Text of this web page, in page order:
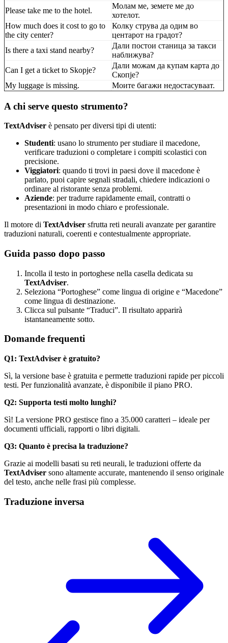
Please take me to the hotel.
Молам ме, земете ме до
хотелот.
How much does it cost to go to
the city center?
Колку струва да одим во
центарот на градот?
Is there a taxi stand nearby?
Дали постои станица за такси
наближува?
Can I get a ticket to Skopje?
Дали можам да купам карта до
Скопје?
My luggage is missing.
Моите багажи недостасуваат.
A chi serve questo strumento?
TextAdviser è pensato per diversi tipi di utenti:
Studenti: usano lo strumento per studiare il macedone,
verificare traduzioni o completare i compiti scolastici con
precisione.
Viggiatori: quando ti trovi in paesi dove il macedone è
parlato, puoi capire segnali stradali, chiedere indicazioni o
ordinare al ristorante senza problemi.
Aziende: per tradurre rapidamente email, contratti o
presentazioni in modo chiaro e professionale.
Il motore di TextAdviser sfrutta reti neurali avanzate per garantire
traduzioni naturali, coerenti e contestualmente appropriate.
Guida passo dopo passo
Incolla il testo in portoghese nella casella dedicata su
TextAdviser.
Seleziona “Portoghese” come lingua di origine e “Macedone”
come lingua di destinazione.
Clicca sul pulsante “Traduci”. Il risultato apparirà
istantaneamente sotto.
Domande frequenti
Q1: TextAdviser è gratuito?
Sì, la versione base è gratuita e permette traduzioni rapide per piccoli
testi. Per funzionalità avanzate, è disponibile il piano PRO.
Q2: Supporta testi molto lunghi?
Sì! La versione PRO gestisce fino a 35.000 caratteri – ideale per
documenti ufficiali, rapporti o libri digitali.
Q3: Quanto è precisa la traduzione?
Grazie ai modelli basati su reti neurali, le traduzioni offerte da
TextAdviser sono altamente accurate, mantenendo il senso originale
del testo, anche nelle frasi più complesse.
Traduzione inversa